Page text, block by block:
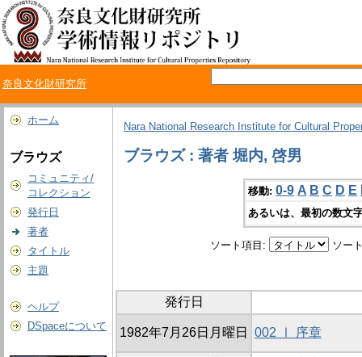
奈良文化財研究所
ホーム
ブラウズ
コミュニティ/
コレクション
発行日
著者
タイトル
主題
ヘルプ
DSpaceについて
Nara National Research Institute for Cultural
ブラウズ : 著者 堀内, 啓男
移動: 0-9 A B C D E
あるいは、最初の数文
ソート項目: ソー
発行日
1982年7月26日月曜日 002 Ⅰ 序章